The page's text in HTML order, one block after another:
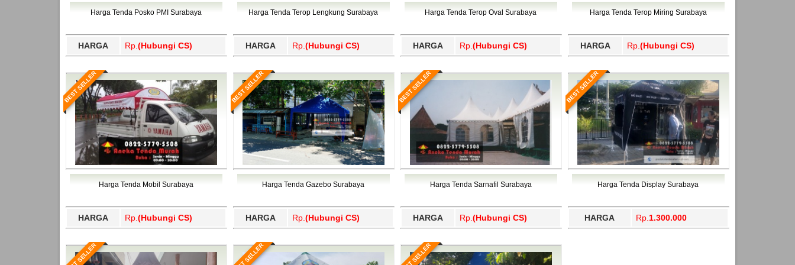
Bawang Barat, Tulangbawang, Tulungagung, Wajo, Wakatobi, Waropen, Way Kanan, Wonogiri, Wonosobo, Yahukimo, Yalimo, Yogyakarta.
Harga Tenda Posko PMI Surabaya
HARGA Rp. (Hubungi CS)
Harga Tenda Terop Lengkung Surabaya
HARGA Rp. (Hubungi CS)
Harga Tenda Terop Oval Surabaya
HARGA Rp. (Hubungi CS)
Harga Tenda Terop Miring Surabaya
HARGA Rp. (Hubungi CS)
BEST SELLER
Harga Tenda Mobil Surabaya
HARGA Rp. (Hubungi CS)
BEST SELLER
Harga Tenda Gazebo Surabaya
HARGA Rp. (Hubungi CS)
BEST SELLER
Harga Tenda Sarnafil Surabaya
HARGA Rp. (Hubungi CS)
BEST SELLER
Harga Tenda Display Surabaya
HARGA Rp. 1.300.000